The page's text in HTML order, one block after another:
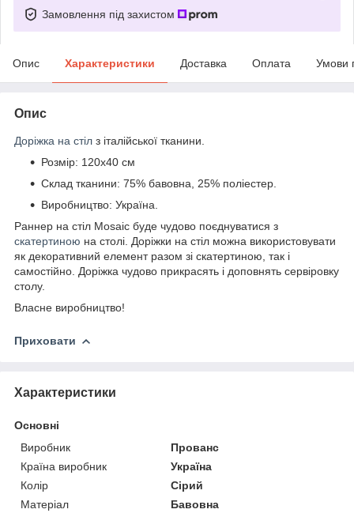
Замовлення під захистом
Опис Характеристики Доставка Оплата Умови
Опис
Доріжка на стіл з італійської тканини.
Розмір: 120х40 см
Склад тканини: 75% бавовна, 25% поліестер.
Виробництво: Україна.
Раннер на стіл Mosaic буде чудово поєднуватися з
скатертиною на столі. Доріжки на стіл можна використовувати
як декоративний елемент разом зі скатертиною, так і
самостійно. Доріжка чудово прикрасять і доповнять сервіровку
столу.
Власне виробництво!
Приховати
Характеристики
Основні
Виробник
Прованс
Країна виробник
Україна
Колір
Сірий
Матеріал
Бавовна